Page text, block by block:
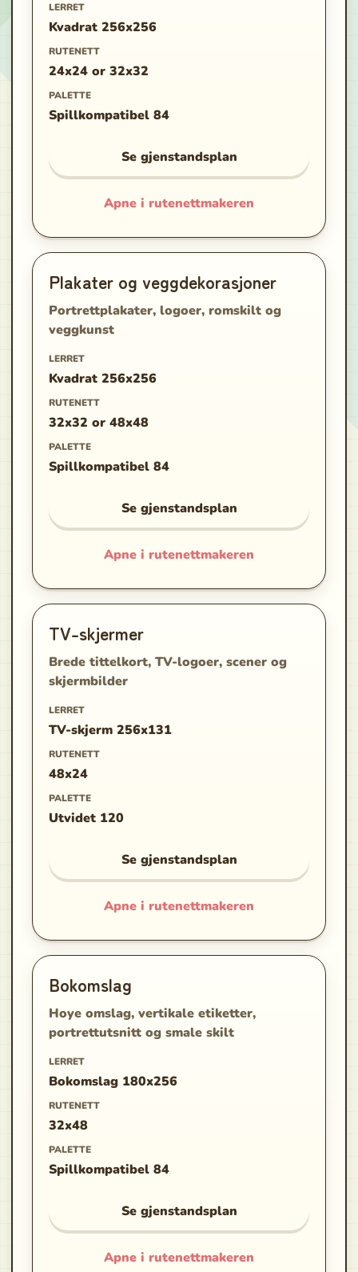
LERRET
Kvadrat 256x256
RUTENETT
24x24 or 32x32
PALETTE
Spillkompatibel 84
Se gjenstandsplan
Apne i rutenettmakeren
Plakater og veggdekorasjoner
Portrettplakater, logoer, romskilt og
veggkunst
LERRET
Kvadrat 256x256
RUTENETT
32x32 or 48x48
PALETTE
Spillkompatibel 84
Se gjenstandsplan
Apne i rutenettmakeren
TV-skjermer
Brede tittelkort, TV-logoer, scener og
skjermbilder
LERRET
TV-skjerm 256x131
RUTENETT
48x24
PALETTE
Utvidet 120
Se gjenstandsplan
Apne i rutenettmakeren
Bokomslag
Hoye omslag, vertikale etiketter,
portrettutsnitt og smale skilt
LERRET
Bokomslag 180x256
RUTENETT
32x48
PALETTE
Spillkompatibel 84
Se gjenstandsplan
Apne i rutenettmakeren